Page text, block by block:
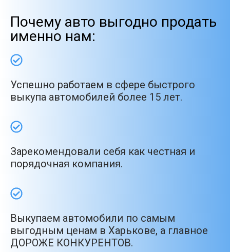
Почему авто выгодно продать
именно нам:
Успешно работаем в сфере быстрого
выкупа автомобилей более 15 лет.
Зарекомендовали себя как честная и
порядочная компания.
Выкупаем автомобили по самым
выгодным ценам в Харькове, а главное
ДОРОЖЕ КОНКУРЕНТОВ.